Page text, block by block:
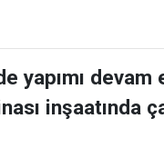
yapımı devam
inşaatında